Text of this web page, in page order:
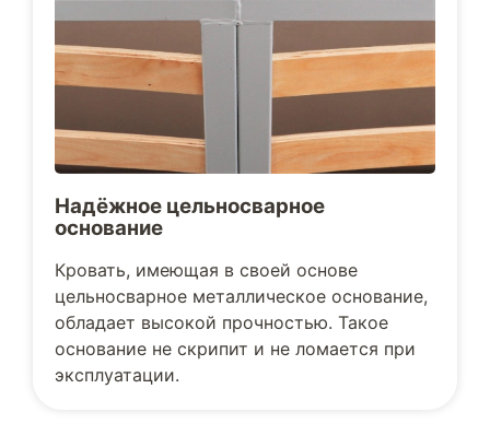
Надёжное цельносварное
основание
Кровать, имеющая в своей основе
цельносварное металлическое основание,
обладает высокой прочностью. Такое
основание не скрипит и не ломается при
эксплуатации.